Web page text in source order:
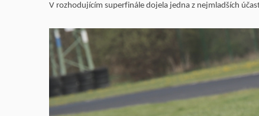
V rozhodujícím superfinále dojela jedna z nejmladších